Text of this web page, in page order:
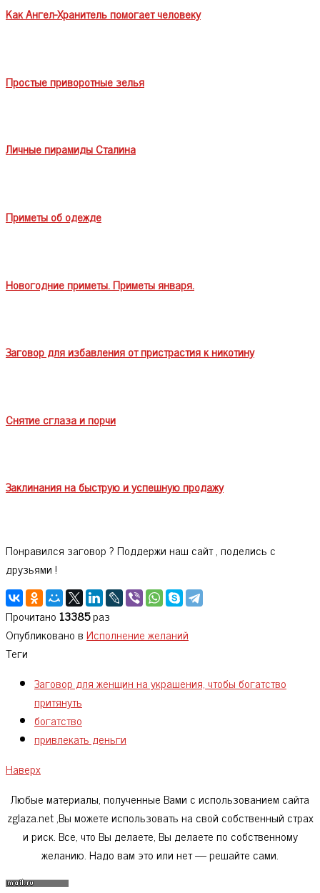
Как Ангел-Хранитель помогает человеку
Простые приворотные зелья
Личные пирамиды Сталина
Приметы об одежде
Новогодние приметы. Приметы января.
Заговор для избавления от пристрастия к никотину
Снятие сглаза и порчи
Заклинания на быструю и успешную продажу
Понравился заговор ? Поддержи наш сайт , поделись с
друзьями !
Прочитано13385раз
Опубликовано вИсполнение желаний
Теги
Заговор для женщин на украшения, чтобы богатство
притянуть
богатство
привлекать деньги
Наверх
Любые материалы, полученные Вами с использованием сайта
zglaza.net ,Вы можете использовать на свой собственный страх
и риск. Все, что Вы делаете, Вы делаете по собственному
желанию. Надо вам это или нет — решайте сами.